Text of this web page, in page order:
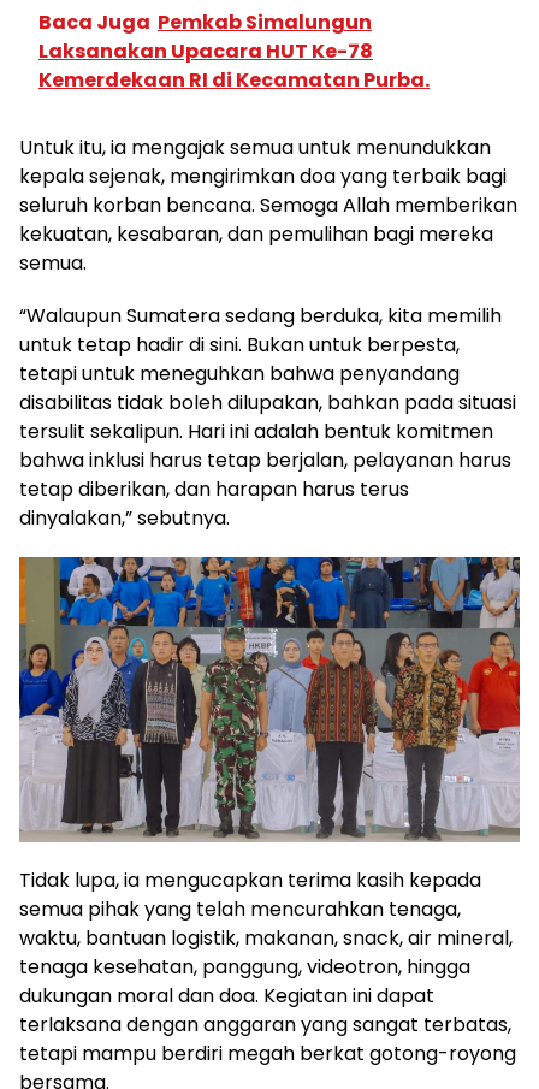
Baca Juga Pemkab Simalungun
Laksanakan Upacara HUT Ke-78
Kemerdekaan RI di Kecamatan Purba.
Untuk itu, ia mengajak semua untuk menundukkan
kepala sejenak, mengirimkan doa yang terbaik bagi
seluruh korban bencana. Semoga Allah memberikan
kekuatan, kesabaran, dan pemulihan bagi mereka
semua.
“Walaupun Sumatera sedang berduka, kita memilih
untuk tetap hadir di sini. Bukan untuk berpesta,
tetapi untuk meneguhkan bahwa penyandang
disabilitas tidak boleh dilupakan, bahkan pada situasi
tersulit sekalipun. Hari ini adalah bentuk komitmen
bahwa inklusi harus tetap berjalan, pelayanan harus
tetap diberikan, dan harapan harus terus
dinyalakan,” sebutnya.
Tidak lupa, ia mengucapkan terima kasih kepada
semua pihak yang telah mencurahkan tenaga,
waktu, bantuan logistik, makanan, snack, air mineral,
tenaga kesehatan, panggung, videotron, hingga
dukungan moral dan doa. Kegiatan ini dapat
terlaksana dengan anggaran yang sangat terbatas,
tetapi mampu berdiri megah berkat gotong-royong
bersama.